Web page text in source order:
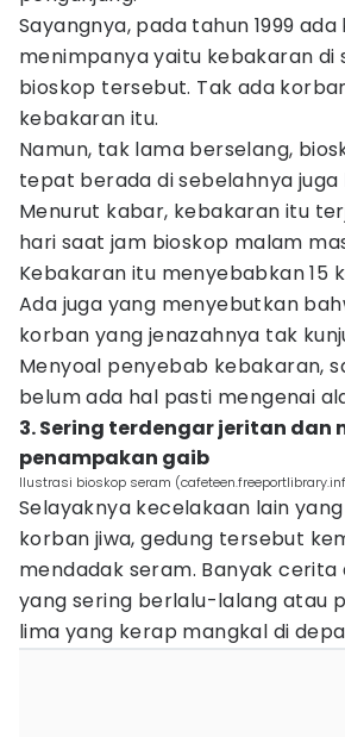
Sayangnya, pada tahun 1999
menimpanya yaitu kebakaran di
bioskop tersebut. Tak ada
kebakaran itu.
Namun, tak lama berselang,
tepat berada di sebelahnya
Menurut kabar, kebakaran itu
hari saat jam bioskop malam
Kebakaran itu menyebabkan 15
Ada juga yang menyebutkan
korban yang jenazahnya tak
Menyoal penyebab kebakaran,
belum ada hal pasti mengenai
3. Sering terdengar jeritan dan
penampakan gaib
Ilustrasi bioskop seram
Selayaknya kecelakaan lain
korban jiwa, gedung tersebut
mendadak seram. Banyak
yang sering berlalu-lalang atau
lima yang kerap mangkal di